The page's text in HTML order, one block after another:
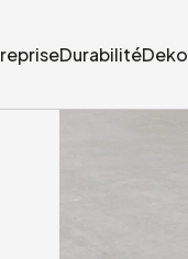
DurabilitéDeko